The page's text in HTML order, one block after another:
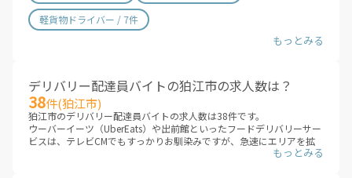
軽貨物ドライバー / 7件
デリバリー配達員バイトの狛江市の求人数は？
38件(狛江市)
狛江市のデリバリー配達員バイトの求人数は38件です。
ウーバーイーツ（UberEats）や出前館といったフードデリバリーサー
ビスは、テレビCMでもすっかりお馴染みですが、急速にエリアを拡
大しています。これまでサービスが提供されていないエリアも、次々